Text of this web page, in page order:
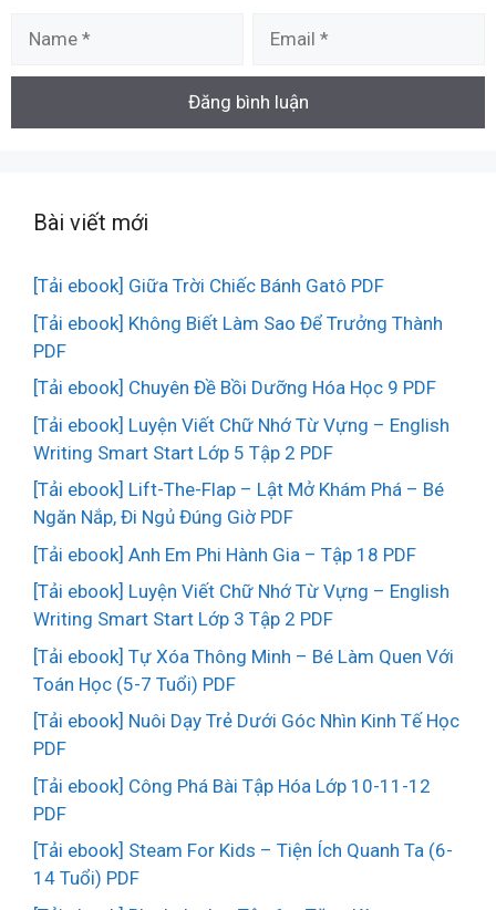
Bài viết mới
[Tải ebook] Giữa Trời Chiếc Bánh Gatô PDF
[Tải ebook] Không Biết Làm Sao Để Trưởng Thành
PDF
[Tải ebook] Chuyên Đề Bồi Dưỡng Hóa Học 9 PDF
[Tải ebook] Luyện Viết Chữ Nhớ Từ Vựng – English
Writing Smart Start Lớp 5 Tập 2 PDF
[Tải ebook] Lift-The-Flap – Lật Mở Khám Phá – Bé
Ngăn Nắp, Đi Ngủ Đúng Giờ PDF
[Tải ebook] Anh Em Phi Hành Gia – Tập 18 PDF
[Tải ebook] Luyện Viết Chữ Nhớ Từ Vựng – English
Writing Smart Start Lớp 3 Tập 2 PDF
[Tải ebook] Tự Xóa Thông Minh – Bé Làm Quen Với
Toán Học (5-7 Tuổi) PDF
[Tải ebook] Nuôi Dạy Trẻ Dưới Góc Nhìn Kinh Tế Học
PDF
[Tải ebook] Công Phá Bài Tập Hóa Lớp 10-11-12
PDF
[Tải ebook] Steam For Kids – Tiện Ích Quanh Ta (6-
14 Tuổi) PDF